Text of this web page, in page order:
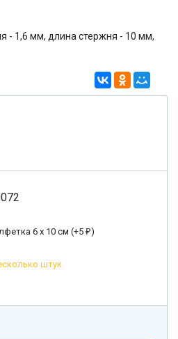
- 1,6 мм, длина стержня - 10 мм,
6 х 10 см (+5 ₽)
штук